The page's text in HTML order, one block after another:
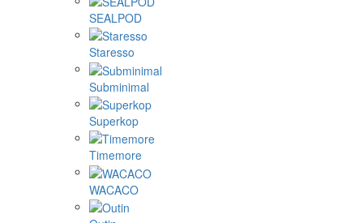
SEALPOD
Staresso
Subminimal
Superkop
Timemore
WACACO